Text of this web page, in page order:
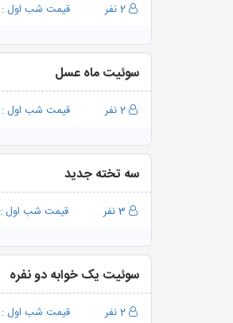
2 نفر قیمت شب اول :
سوئیت ماه عسل
2 نفر قیمت شب اول :
سه تخته جدید
3 نفر قیمت شب اول :
سوئیت یک خوابه دو نفره
2 نفر قیمت شب اول :